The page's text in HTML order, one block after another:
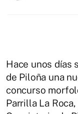
Hace unos días
de Piloña una
concurso
Parrilla La